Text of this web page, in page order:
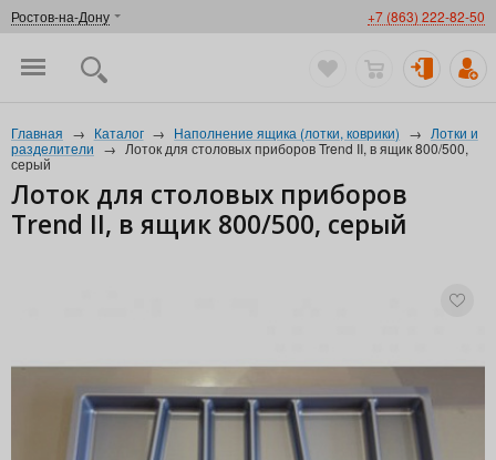
Ростов-на-Дону +7 (863) 222-82-50
Главная → Каталог → Наполнение ящика (лотки, коврики) → Лотки и
разделители → Лоток для столовых приборов Trend II, в ящик 800/500,
серый
Лоток для столовых приборов
Trend II, в ящик 800/500, серый